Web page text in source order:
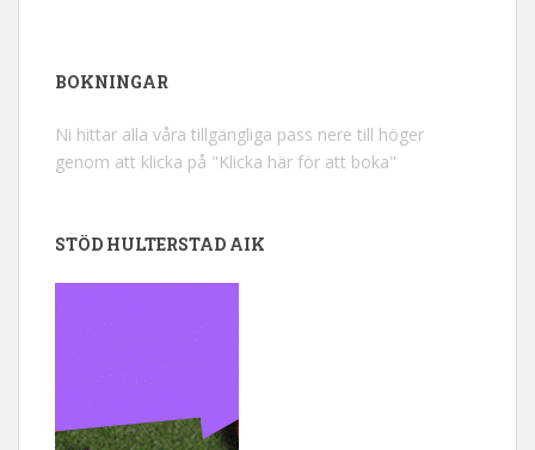
BOKNINGAR
Ni hittar alla våra tillgängliga pass nere till höger
genom att klicka på "Klicka här för att boka"
STÖD HULTERSTAD AIK